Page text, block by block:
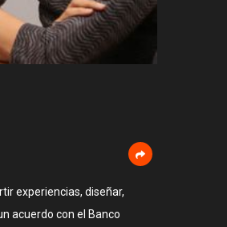
experiencias, diseñar,
acuerdo con el Banco